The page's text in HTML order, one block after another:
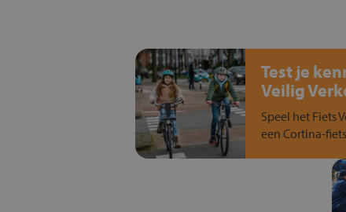
Test je
Veilig
Speel het Fiets
een Cortina-